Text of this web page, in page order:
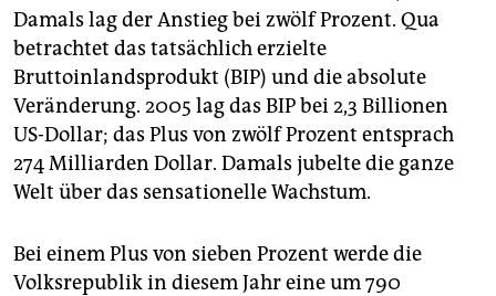
Damals lag der Anstieg bei zwölf Prozent. Qua
betrachtet das tatsächlich erzielte
Bruttoinlandsprodukt (BIP) und die absolute
Veränderung. 2005 lag das BIP bei 2,3 Billionen
US-Dollar; das Plus von zwölf Prozent entsprach
274 Milliarden Dollar. Damals jubelte die ganze
Welt über das sensationelle Wachstum.
Bei einem Plus von sieben Prozent werde die
Volksrepublik in diesem Jahr eine um 790